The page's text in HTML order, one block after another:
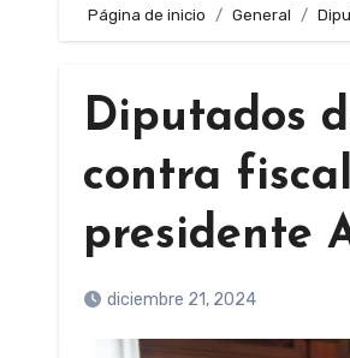
Página de inicio General
Diputados
contra
presidente
diciembre 21, 2024